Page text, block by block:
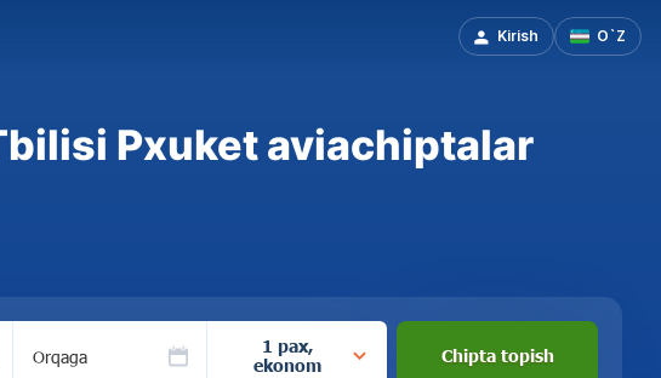
Kirish O`Z
Pxuket aviachiptalar
Orqaga
1 pax,
ekonom
Chipta topish